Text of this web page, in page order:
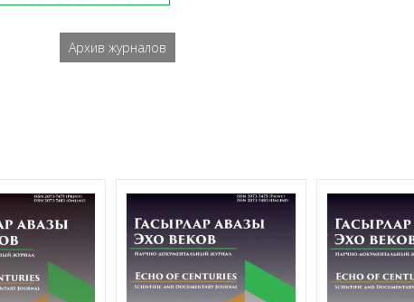
Архив журналов